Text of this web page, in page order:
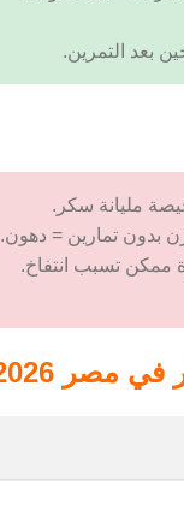
بعد التمرين.
مليانة سكر.
بدون تمارين = دهون.
ممكن تسبب انتفاخ.
مصر 2026